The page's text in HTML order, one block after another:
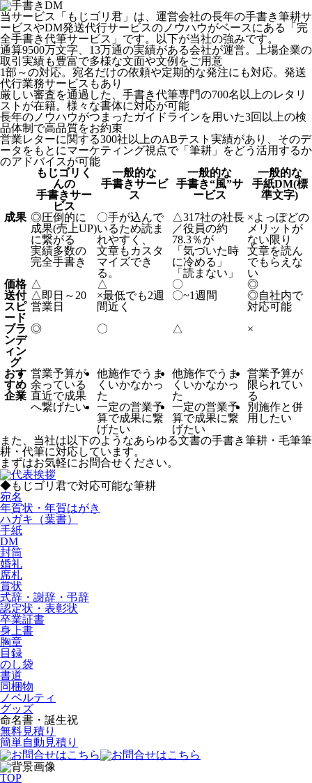
当サービス「もじゴリ君」は、運営会社の長年の手書き筆耕サ
ービスやDM発送代行サービスのノウハウがベースにある「完
全手書き代筆サービス」です。以下が当社の強みです。
通算9500万文字、13万通の実績がある会社が運営。上場企業の
取引実績も豊富で多様な文面や文例をご用意
1部～の対応。宛名だけの依頼や定期的な発注にも対応。発送
代行業務サービスもあり
厳しい審査を通過した、手書き代筆専門の700名以上のレタリ
ストが在籍。様々な書体に対応が可能
長年のノウハウがつまったガイドラインを用いた3回以上の検
品体制で高品質をお約束
営業レターに関する300社以上のABテスト実績があり、そのデ
ータをもとにマーケティング視点で「筆耕」をどう活用するか
のアドバイスが可能
もじゴリく
んの
手書きサー
ビス
一般的な
手書きサービ
ス
一般的な
手書き“風”サ
ービス
一般的な
手紙DM(標
準文字)
成果 ◎圧倒的に
成果(売上UP)
に繋がる
実績多数の
完全手書き
〇手が込んで
いるため読ま
れやすく、
文章もカスタ
マイズでき
る。
△317社の社長
／役員の約
78.3％が
「気づいた時
に冷める」
「読まない」
×よっぽどの
メリットが
ない限り
文章を読ん
でもらえな
い
価格 △ △ 〇
◎
送付
スピ
ード
△ 即日～20
営業日
×最低でも2週
間近く
〇~1週間 ◎自社内で
対応可能
ブラ
ンデ
ィン
グ
◎ 〇 △ ×
おす
すめ
企業
営業予算が
余っている
直近で成果
へ繋げたい
他施作でうま
くいかなかっ
た
一定の営業予
算で成果に繋
げたい
他施作でうま
くいかなかっ
た
一定の営業予
算で成果に繋
げたい
営業予算が
限られてい
る
別施作と併
用したい
また、当社は以下のようなあらゆる文書の手書き筆耕・毛筆筆
耕・代筆に対応しています。
まずはお気軽にお問合せください。
◆もじゴリ君で対応可能な筆耕
宛名
年賀状・年賀はがき
ハガキ（葉書）
手紙
DM
封筒
婚礼
席札
賞状
式辞・謝辞・弔辞
認定状・表彰状
卒業証書
身上書
胸章
目録
のし袋
書道
同梱物
ノベルティ
グッズ
命名書・誕生祝
無料見積り
簡単自動見積り
TOP